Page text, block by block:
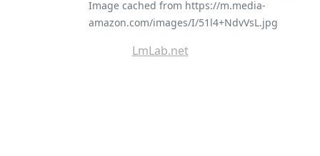
Image cached from https://m.media-
amazon.com/images/I/51l4+NdvVsL.jpg
LmLab.net